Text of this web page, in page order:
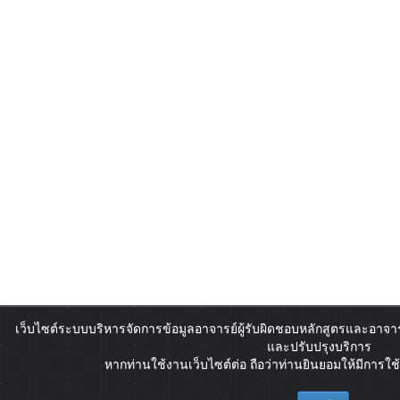
เว็บไซต์ระบบบริหารจัดการข้อมูลอาจารย์ผู้รับผิดชอบหลักสูตรและอาจ
และปรับปรุงบริการ
หากท่านใช้งานเว็บไซต์ต่อ ถือว่าท่านยินยอมให้มีการใ